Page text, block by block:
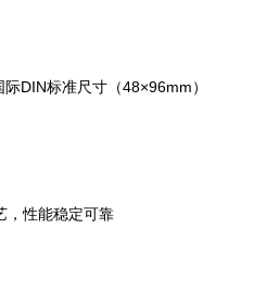
DIN标准尺寸（48×96mm）
，性能稳定可靠